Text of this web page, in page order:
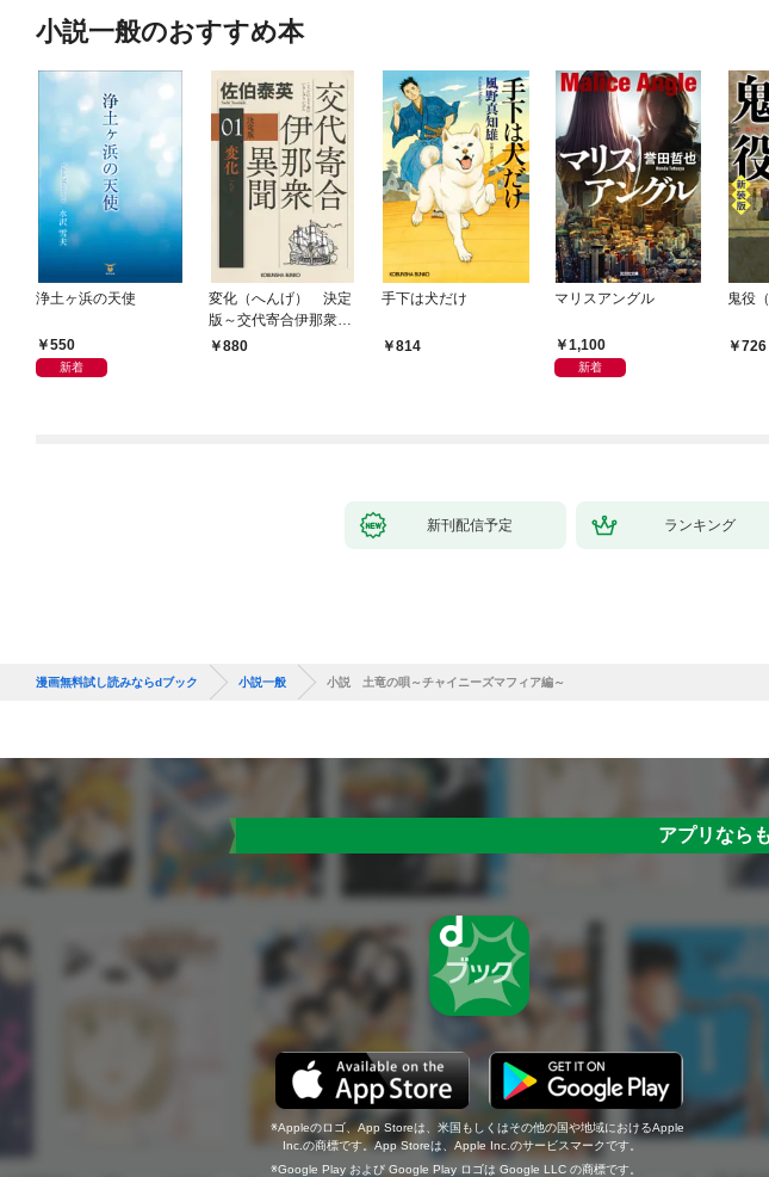
小説一般のおすすめ本
浄土ヶ浜の天使
550
新着
変化（へんげ） 決定
版～交代寄合伊那衆異
聞（1）～
880
手下は犬だけ
814
マリスアングル
1,100
新着
鬼役
726
新刊配信予定 ランキング
漫画無料試し読みならdブック 小説一般 小説 土竜の唄～チャイニーズマフィア編～
アプリなら
Appleのロゴ、App Storeは、米国もしくはその他の国や地域におけるApple
Inc.の商標です。App Storeは、Apple Inc.のサービスマークです。
Google Play および Google Play ロゴは Google LLC の商標です。